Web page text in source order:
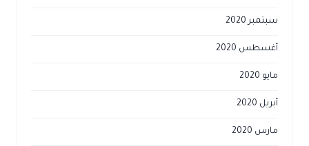
سبتمبر 2020
أغسطس 2020
مايو 2020
أبريل 2020
مارس 2020